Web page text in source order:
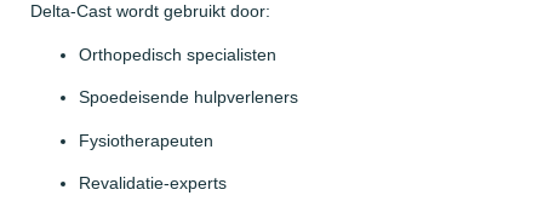
Delta-Cast wordt gebruikt door:
Orthopedisch specialisten
Spoedeisende hulpverleners
Fysiotherapeuten
Revalidatie-experts